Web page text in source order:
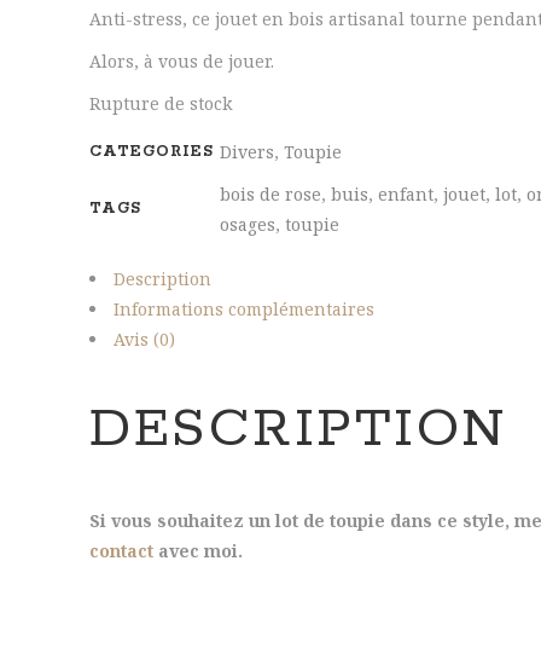
Anti-stress, ce jouet en bois artisanal tourne
Alors, à vous de jouer.
Rupture de stock
CATEGORIES Divers, Toupie
TAGS
bois de rose, buis, enfant, jouet, lot,
osages, toupie
Description
Informations complémentaires
Avis (0)
DESCRIPTION
Si vous souhaitez un lot de toupie dans ce style,
contact avec moi.